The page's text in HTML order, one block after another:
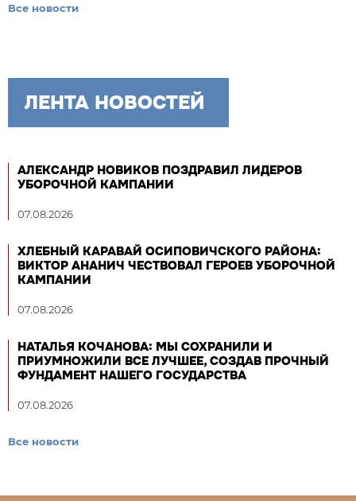
Все новости
ЛЕНТА НОВОСТЕЙ
АЛЕКСАНДР НОВИКОВ ПОЗДРАВИЛ ЛИДЕРОВ
УБОРОЧНОЙ КАМПАНИИ
07.08.2026
ХЛЕБНЫЙ КАРАВАЙ ОСИПОВИЧСКОГО РАЙОНА:
ВИКТОР АНАНИЧ ЧЕСТВОВАЛ ГЕРОЕВ УБОРОЧНОЙ
КАМПАНИИ
07.08.2026
НАТАЛЬЯ КОЧАНОВА: МЫ СОХРАНИЛИ И
ПРИУМНОЖИЛИ ВСЕ ЛУЧШЕЕ, СОЗДАВ ПРОЧНЫЙ
ФУНДАМЕНТ НАШЕГО ГОСУДАРСТВА
07.08.2026
Все новости